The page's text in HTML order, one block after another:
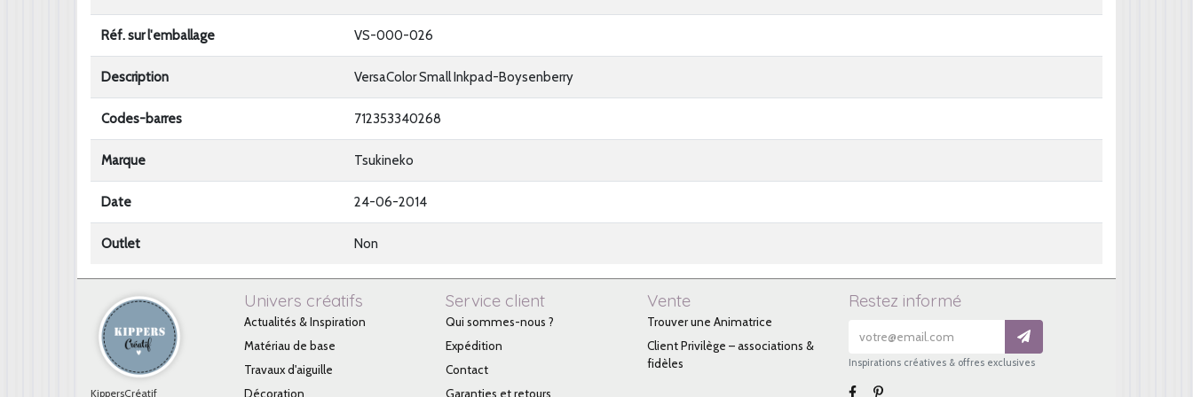
Réf. sur l'emballage VS-000-026
Description VersaColor Small Inkpad-Boysenberry
Codes-barres 712353340268
Marque Tsukineko
Date 24-06-2014
Outlet Non
KippersCréatif
Univers créatifs
Actualités & Inspiration
Matériau de base
Travaux d'aiguille
Décoration
Service client
Qui sommes-nous ?
Expédition
Contact
Garanties et retours
Vente
Trouver une Animatrice
Client Privilège – associations &
fidèles
Restez informé
Inspirations créatives & offres exclusives